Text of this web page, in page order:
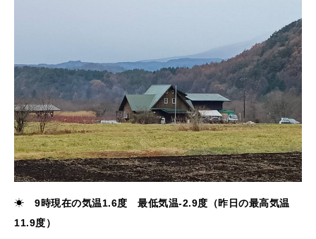
☀ 9時現在の気温1.6度 最低気温-2.9度（昨日の最高気温
11.9度）